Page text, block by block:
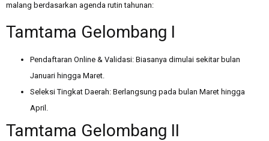
malang berdasarkan agenda rutin tahunan:
Tamtama Gelombang I
Pendaftaran Online & Validasi: Biasanya dimulai sekitar bulan
Januari hingga Maret.
Seleksi Tingkat Daerah: Berlangsung pada bulan Maret hingga
April.
Tamtama Gelombang II